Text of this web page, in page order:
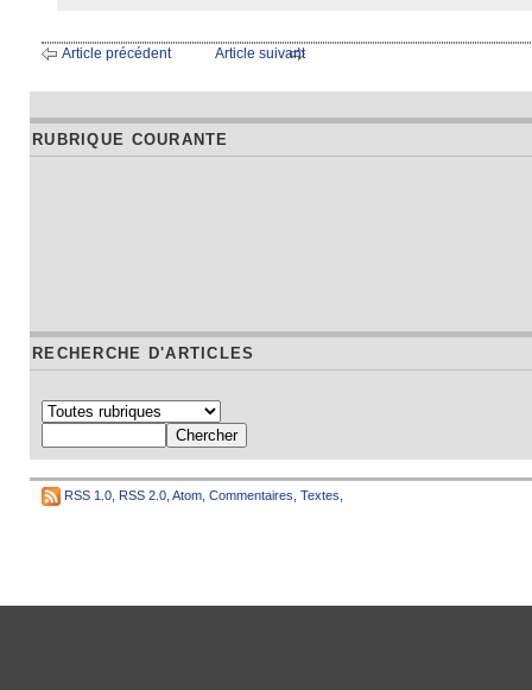
Article précédent Article suivant
RUBRIQUE COURANTE
RECHERCHE D'ARTICLES
RSS 1.0 RSS 2.0 Atom Commentaires Textes